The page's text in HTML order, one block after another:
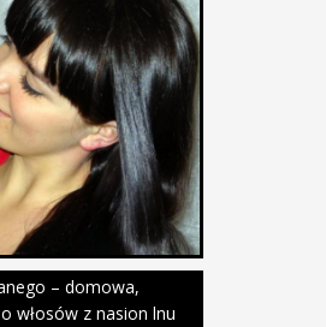
– domowa,
włosów z nasion lnu